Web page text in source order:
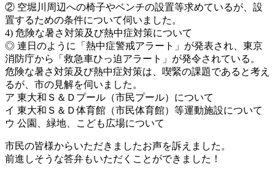
② 空堀川周辺への椅子やベンチの設置等求めているが、設
置するための条件について伺いました。
4) 危険な暑さ対策及び熱中症対策について
◎ 連日のように「熱中症警戒アラート」が発表され、東京
消防庁から「救急車ひっ迫アラート」が発令されている。
危険な暑さ対策及び熱中症対策は、喫緊の課題であると考え
るが、市の見解を伺いました。
ア 東大和Ｓ＆Ｄプール（市民プール）について
イ 東大和Ｓ＆Ｄ体育館（市民体育館）等運動施設について
ウ 公園、緑地、こども広場について
市民の皆様からいただきましたお声を訴えました。
前進しそうな答弁もいただくことができました！